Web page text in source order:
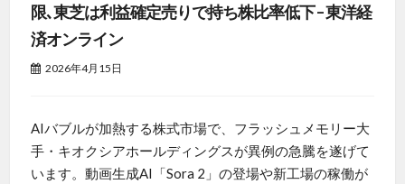
限､東芝は利益確定売りで持ち株比率低下 – 東洋経
済オンライン
2026年4月15日
AIバブルが加熱する株式市場で、フラッシュメモリー大
手・キオクシアホールディングスが異例の急騰を遂げて
います。動画生成AI「Sora 2」の登場や新工場の稼働が